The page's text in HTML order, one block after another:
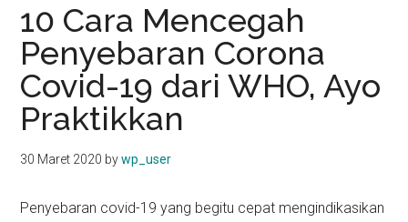
10 Cara Mencegah
Penyebaran Corona
Covid-19 dari WHO, Ayo
Praktikkan
30 Maret 2020 bywp_user
Penyebaran covid-19 yang begitu cepat mengindikasikan